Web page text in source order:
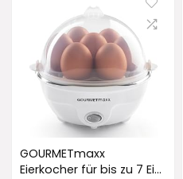
GOURMETmaxx
Eierkocher für bis zu 7 Eier